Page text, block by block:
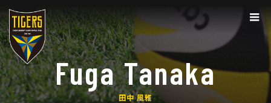
Fuga Tanaka
田中 風雅